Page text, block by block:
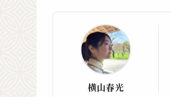
横山春光